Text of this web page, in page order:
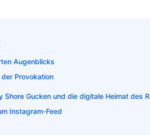
Augenblicks
Provokation
Shore Gucken und die digitale Heimat des
Instagram-Feed